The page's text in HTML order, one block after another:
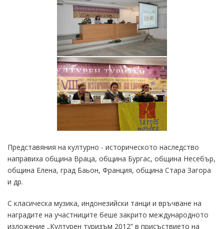
Представяния на културно - историческото наследство
направиха община Враца, община Бургас, община Несебър,
община Елена, град Баьон, Франция, община Стара Загора
и др.
С класическа музика, индонезийски танци и връчване на
наградите на участниците беше закрито международното
изложение „Културен туризъм 2012” в присъствието на